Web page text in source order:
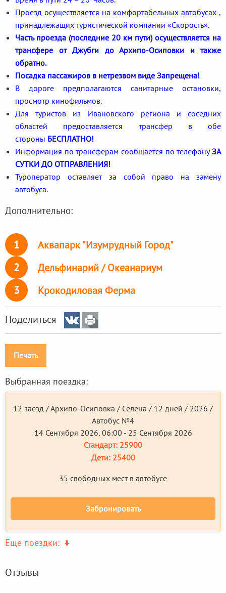
Проезд осуществляется на комфортабельных автобусах ,
принадлежащих туристической компании «Скорость».
Часть проезда (последние 20 км пути) осуществляется на
трансфере от Джубги до Архипо-Осиповки и также
обратно.
Посадка пассажиров в нетрезвом виде Запрещена!
В дороге предполагаются санитарные остановки,
просмотр кинофильмов.
Для туристов из Ивановского региона и соседних
областей предоставляется трансфер в обе
стороны БЕСПЛАТНО!
Информация по трансферам сообщается по телефонуЗА
СУТКИ ДО ОТПРАВЛЕНИЯ!
Туроператор оставляет за собой право на замену
автобуса.
Дополнительно:
1 Аквапарк "Изумрудный Город"
2 Дельфинарий / Океанариум
3 Крокодиловая Ферма
Поделиться
Печать
Выбранная поездка:
12 заезд / Архипо-Осиповка / Селена / 12 дней / 2026 /
Автобус №4
14 Сентября 2026, 06:00 - 25 Сентября 2026
Стандарт: 25900
Дети:25400
35 свободных мест в автобусе
Забронировать
Еще поездки:
Отзывы